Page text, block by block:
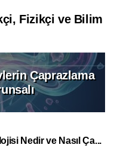
Fizikçi ve Bilim
Çaprazlama
Nedir ve Nasıl Ça...